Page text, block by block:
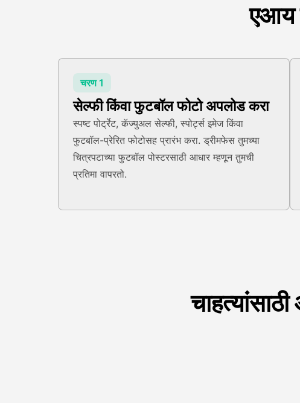
एआय
चरण 1
सेल्फी किंवा फुटबॉल फोटो अपलोड करा
स्पष्ट पोर्ट्रेट, कॅज्युअल सेल्फी, स्पोर्ट्स इमेज किंवा
फुटबॉल-प्रेरित फोटोसह प्रारंभ करा. ड्रीमफेस तुमच्या
चित्रपटाच्या फुटबॉल पोस्टरसाठी आधार म्हणून तुमची
प्रतिमा वापरतो.